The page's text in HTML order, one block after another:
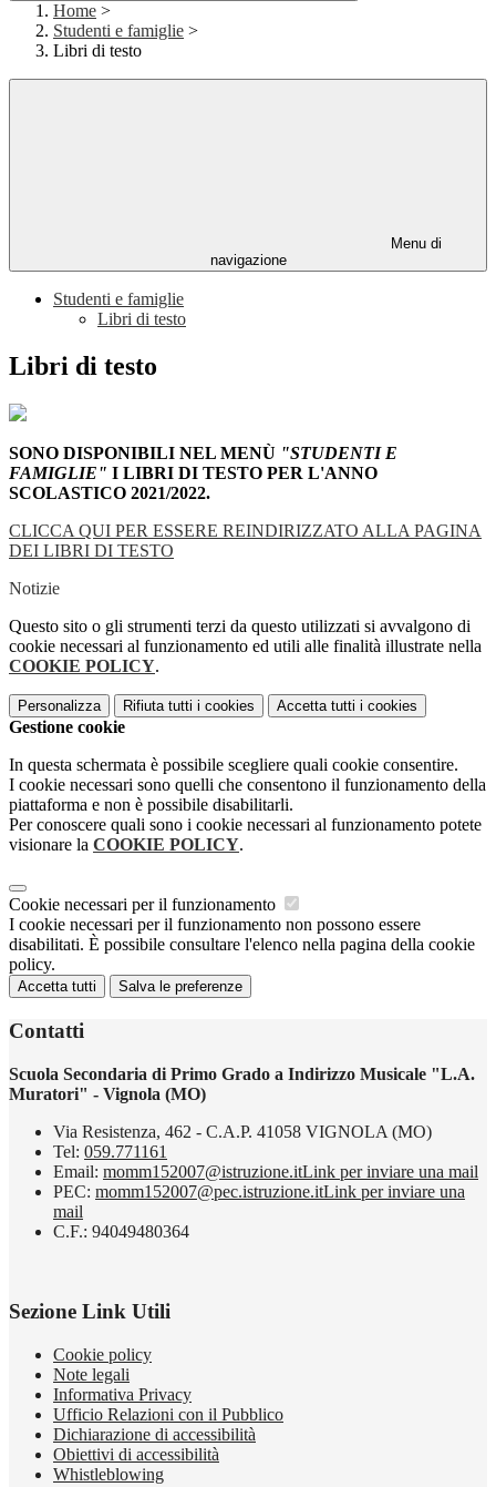
Home >
Studenti e famiglie >
Libri di testo
Menu di
navigazione
Studenti e famiglie
Libri di testo
Libri di testo
SONO DISPONIBILI NEL MENÙ "STUDENTI E
FAMIGLIE" I LIBRI DI TESTO PER L'ANNO
SCOLASTICO 2021/2022.
CLICCA QUI PER ESSERE REINDIRIZZATO ALLA PAGINA
DEI LIBRI DI TESTO
Notizie
Questo sito o gli strumenti terzi da questo utilizzati si avvalgono di
cookie necessari al funzionamento ed utili alle finalità illustrate nella
COOKIE POLICY.
Personalizza Rifiuta tutti i cookies Accetta tutti i cookies
Gestione cookie
In questa schermata è possibile scegliere quali cookie consentire.
I cookie necessari sono quelli che consentono il funzionamento della
piattaforma e non è possibile disabilitarli.
Per conoscere quali sono i cookie necessari al funzionamento potete
visionare la COOKIE POLICY.
Cookie necessari per il funzionamento
I cookie necessari per il funzionamento non possono essere
disabilitati. È possibile consultare l'elenco nella pagina della cookie
policy.
Accetta tutti Salva le preferenze
Contatti
Scuola Secondaria di Primo Grado a Indirizzo Musicale "L.A.
Muratori" - Vignola (MO)
Via Resistenza, 462 - C.A.P. 41058 VIGNOLA (MO)
Tel: 059.771161
Email: momm152007@istruzione.itLink per inviare una mail
PEC: momm152007@pec.istruzione.itLink per inviare una
mail
C.F.: 94049480364
Sezione Link Utili
Cookie policy
Note legali
Informativa Privacy
Ufficio Relazioni con il Pubblico
Dichiarazione di accessibilità
Obiettivi di accessibilità
Whistleblowing